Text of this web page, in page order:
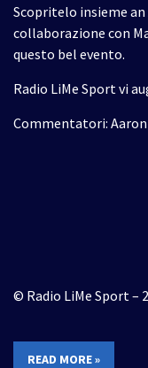
Scopritelo insieme an
collaborazione con
questo bel evento.
Radio LiMe Sport vi
Commentatori: Aaron
© Radio LiMe Sport –
READ MORE »